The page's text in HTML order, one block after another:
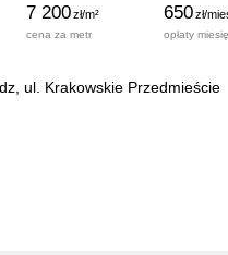
7 200
cena za metr
650
opłaty
ul. Krakowskie Przedmieście